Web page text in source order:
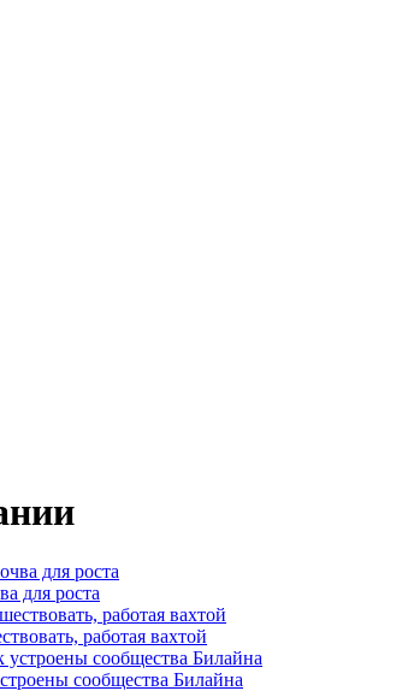
для роста
работая вахтой
сообщества Билайна